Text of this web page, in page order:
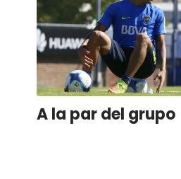
A la par del grupo